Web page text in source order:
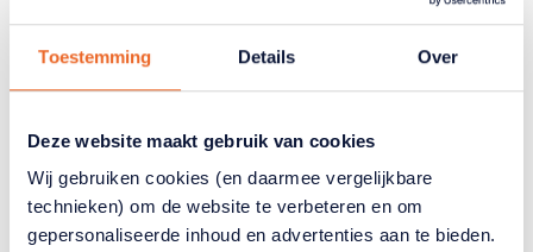
Toestemming Details Over
Deze website maakt gebruik van cookies
Wij gebruiken cookies (en daarmee vergelijkbare
technieken) om de website te verbeteren en om
gepersonaliseerde inhoud en advertenties aan te bieden.
Hulpmiddelen en specifieke
zorg